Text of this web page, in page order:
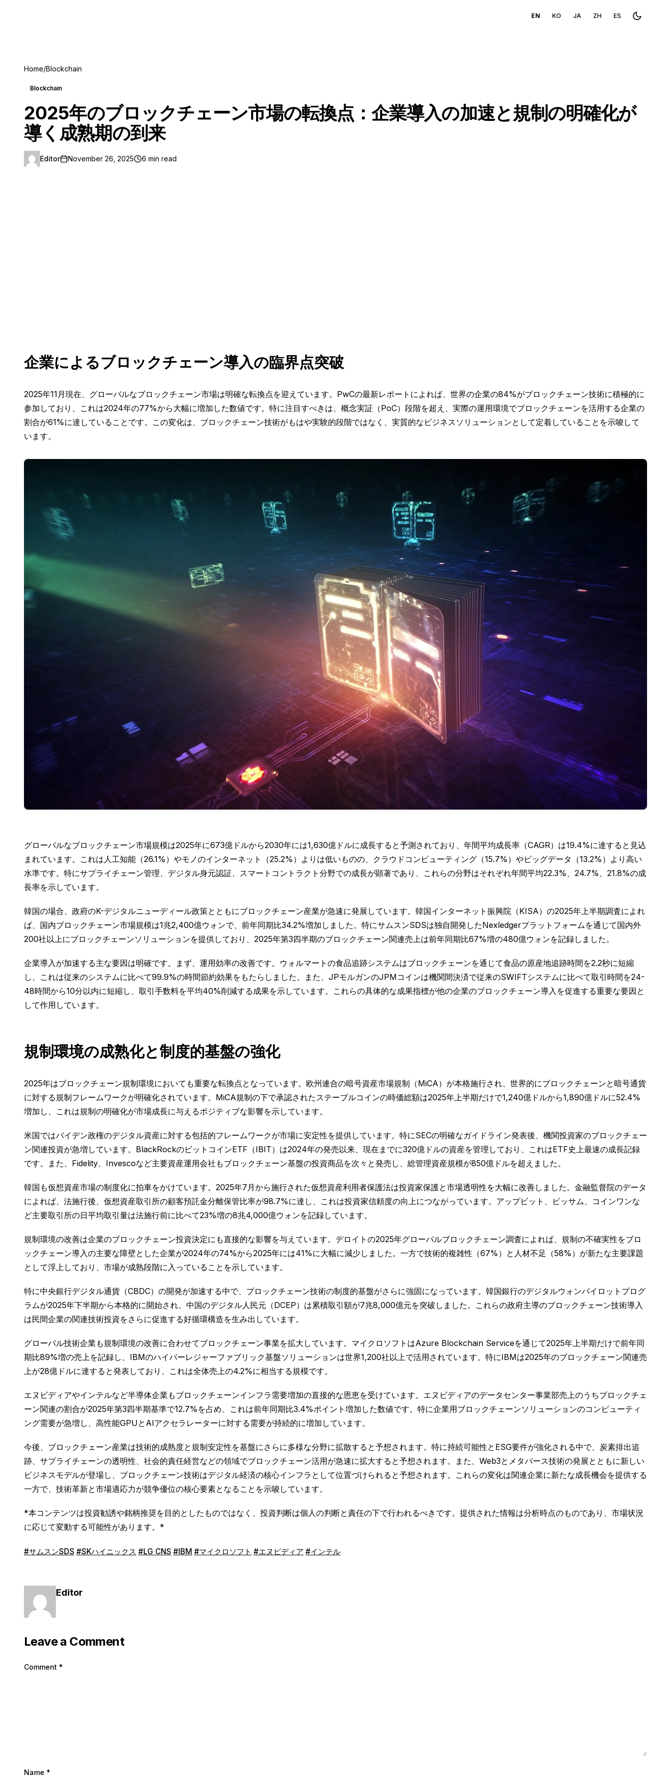
EN KO JA ZH ES Toggle
Home/Blockchain
Blockchain
2025年のブロックチェーン市場の転換点：企業導入の加速と規制の明確化が
導く成熟期の到来
Editor November 26, 2025 6 min read
企業によるブロックチェーン導入の臨界点突破
2025年11月現在、グローバルなブロックチェーン市場は明確な転換点を迎えています。PwCの最新レポートによれば、世界の企業の84%がブロックチェーン技術に積極的に
参加しており、これは2024年の77%から大幅に増加した数値です。特に注目すべきは、概念実証（PoC）段階を超え、実際の運用環境でブロックチェーンを活用する企業の
割合が61%に達していることです。この変化は、ブロックチェーン技術がもはや実験的段階ではなく、実質的なビジネスソリューションとして定着していることを示唆して
います。
グローバルなブロックチェーン市場規模は2025年に673億ドルから2030年には1,630億ドルに成長すると予測されており、年間平均成長率（CAGR）は19.4%に達すると見込
まれています。これは人工知能（26.1%）やモノのインターネット（25.2%）よりは低いものの、クラウドコンピューティング（15.7%）やビッグデータ（13.2%）より高い
水準です。特にサプライチェーン管理、デジタル身元認証、スマートコントラクト分野での成長が顕著であり、これらの分野はそれぞれ年間平均22.3%、24.7%、21.8%の成
長率を示しています。
韓国の場合、政府のK-デジタルニューディール政策とともにブロックチェーン産業が急速に発展しています。韓国インターネット振興院（KISA）の2025年上半期調査によれ
ば、国内ブロックチェーン市場規模は1兆2,400億ウォンで、前年同期比34.2%増加しました。特にサムスンSDSは独自開発したNexledgerプラットフォームを通じて国内外
200社以上にブロックチェーンソリューションを提供しており、2025年第3四半期のブロックチェーン関連売上は前年同期比67%増の480億ウォンを記録しました。
企業導入が加速する主な要因は明確です。まず、運用効率の改善です。ウォルマートの食品追跡システムはブロックチェーンを通じて食品の原産地追跡時間を2.2秒に短縮
し、これは従来のシステムに比べて99.9%の時間節約効果をもたらしました。また、JPモルガンのJPMコインは機関間決済で従来のSWIFTシステムに比べて取引時間を24-
48時間から10分以内に短縮し、取引手数料を平均40%削減する成果を示しています。これらの具体的な成果指標が他の企業のブロックチェーン導入を促進する重要な要因と
して作用しています。
規制環境の成熟化と制度的基盤の強化
2025年はブロックチェーン規制環境においても重要な転換点となっています。欧州連合の暗号資産市場規制（MiCA）が本格施行され、世界的にブロックチェーンと暗号通貨
に対する規制フレームワークが明確化されています。MiCA規制の下で承認されたステーブルコインの時価総額は2025年上半期だけで1,240億ドルから1,890億ドルに52.4%
増加し、これは規制の明確化が市場成長に与えるポジティブな影響を示しています。
米国ではバイデン政権のデジタル資産に対する包括的フレームワークが市場に安定性を提供しています。特にSECの明確なガイドライン発表後、機関投資家のブロックチェー
ン関連投資が急増しています。BlackRockのビットコインETF（IBIT）は2024年の発売以来、現在までに320億ドルの資産を管理しており、これはETF史上最速の成長記録
です。また、Fidelity、Invescoなど主要資産運用会社もブロックチェーン基盤の投資商品を次々と発売し、総管理資産規模が850億ドルを超えました。
韓国も仮想資産市場の制度化に拍車をかけています。2025年7月から施行された仮想資産利用者保護法は投資家保護と市場透明性を大幅に改善しました。金融監督院のデータ
によれば、法施行後、仮想資産取引所の顧客預託金分離保管比率が98.7%に達し、これは投資家信頼度の向上につながっています。アップビット、ビッサム、コインワンな
ど主要取引所の日平均取引量は法施行前に比べて23%増の8兆4,000億ウォンを記録しています。
規制環境の改善は企業のブロックチェーン投資決定にも直接的な影響を与えています。デロイトの2025年グローバルブロックチェーン調査によれば、規制の不確実性をブロ
ックチェーン導入の主要な障壁とした企業が2024年の74%から2025年には41%に大幅に減少しました。一方で技術的複雑性（67%）と人材不足（58%）が新たな主要課題
として浮上しており、市場が成熟段階に入っていることを示しています。
特に中央銀行デジタル通貨（CBDC）の開発が加速する中で、ブロックチェーン技術の制度的基盤がさらに強固になっています。韓国銀行のデジタルウォンパイロットプログ
ラムが2025年下半期から本格的に開始され、中国のデジタル人民元（DCEP）は累積取引額が7兆8,000億元を突破しました。これらの政府主導のブロックチェーン技術導入
は民間企業の関連技術投資をさらに促進する好循環構造を生み出しています。
グローバル技術企業も規制環境の改善に合わせてブロックチェーン事業を拡大しています。マイクロソフトはAzure Blockchain Serviceを通じて2025年上半期だけで前年同
期比89%増の売上を記録し、IBMのハイパーレジャーファブリック基盤ソリューションは世界1,200社以上で活用されています。特にIBMは2025年のブロックチェーン関連売
上が28億ドルに達すると発表しており、これは全体売上の4.2%に相当する規模です。
エヌビディアやインテルなど半導体企業もブロックチェーンインフラ需要増加の直接的な恩恵を受けています。エヌビディアのデータセンター事業部売上のうちブロックチェ
ーン関連の割合が2025年第3四半期基準で12.7%を占め、これは前年同期比3.4%ポイント増加した数値です。特に企業用ブロックチェーンソリューションのコンピューティ
ング需要が急増し、高性能GPUとAIアクセラレーターに対する需要が持続的に増加しています。
今後、ブロックチェーン産業は技術的成熟度と規制安定性を基盤にさらに多様な分野に拡散すると予想されます。特に持続可能性とESG要件が強化される中で、炭素排出追
跡、サプライチェーンの透明性、社会的責任経営などの領域でブロックチェーン活用が急速に拡大すると予想されます。また、Web3とメタバース技術の発展とともに新しい
ビジネスモデルが登場し、ブロックチェーン技術はデジタル経済の核心インフラとして位置づけられると予想されます。これらの変化は関連企業に新たな成長機会を提供する
一方で、技術革新と市場適応力が競争優位の核心要素となることを示唆しています。
*本コンテンツは投資勧誘や銘柄推奨を目的としたものではなく、投資判断は個人の判断と責任の下で行われるべきです。提供された情報は分析時点のものであり、市場状況
に応じて変動する可能性があります。*
#サムスンSDS #SKハイニックス #LG CNS #IBM #マイクロソフト #エヌビディア #インテル
Editor
Leave a Comment
Comment *
Name *